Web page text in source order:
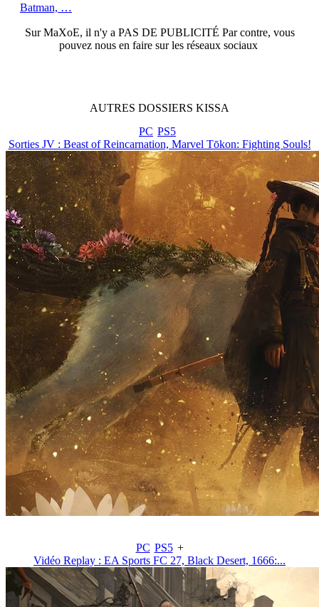
Batman, …
SurMaXoE, il n'y a PAS DE PUBLICITÉ Par contre, vous
pouvez nous en faire sur les réseaux sociaux
AUTRES DOSSIERS KISSA
PC PS5
Sorties JV : Beast of Reincarnation, Marvel Tōkon: Fighting Souls!
PC PS5 +
Vidéo Replay : EA Sports FC 27, Black Desert, 1666:...